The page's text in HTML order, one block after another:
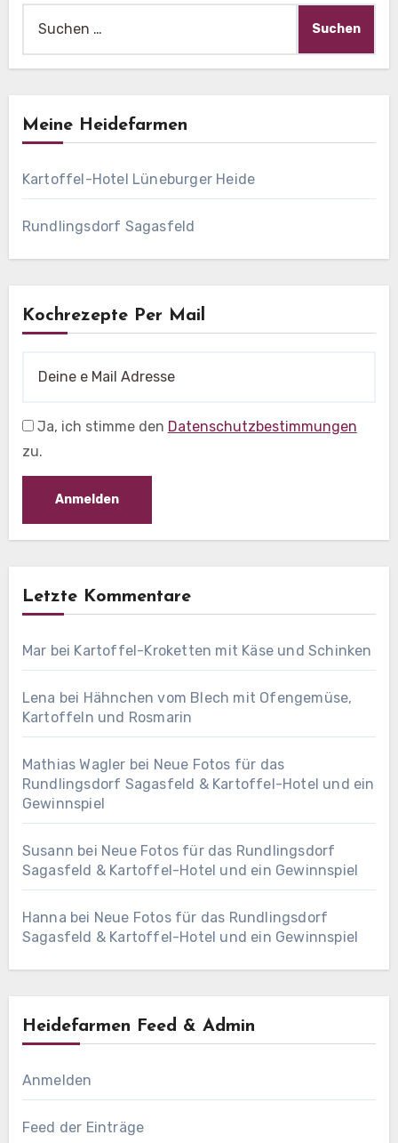
nach:
Meine Heidefarmen
Kartoffel-Hotel Lüneburger Heide
Rundlingsdorf Sagasfeld
Kochrezepte Per Mail
Ja, ich stimme den Datenschutzbestimmungen
zu.
Letzte Kommentare
Mar bei Kartoffel-Kroketten mit Käse und Schinken
Lena bei Hähnchen vom Blech mit Ofengemüse,
Kartoffeln und Rosmarin
Mathias Wagler bei Neue Fotos für das
Rundlingsdorf Sagasfeld & Kartoffel-Hotel und ein
Gewinnspiel
Susann bei Neue Fotos für das Rundlingsdorf
Sagasfeld & Kartoffel-Hotel und ein Gewinnspiel
Hanna bei Neue Fotos für das Rundlingsdorf
Sagasfeld & Kartoffel-Hotel und ein Gewinnspiel
Heidefarmen Feed & Admin
Anmelden
Feed der Einträge